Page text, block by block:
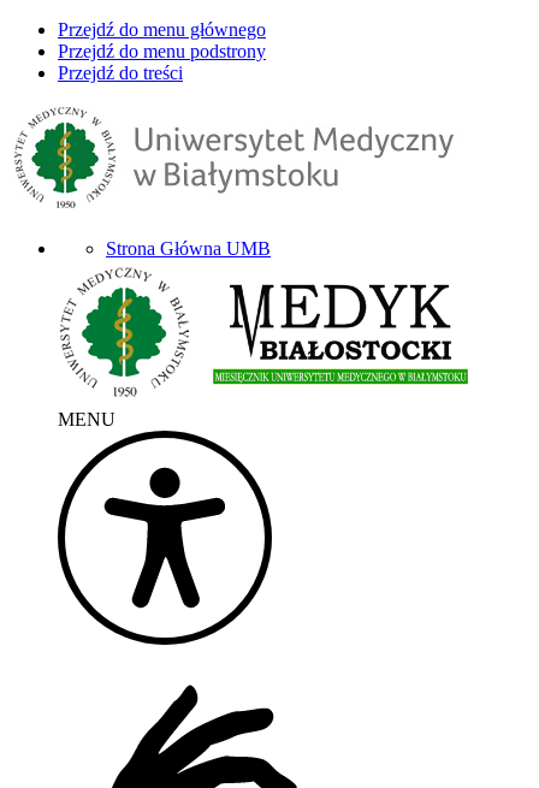
Przejdź do menu głównego
Przejdź do menu podstrony
Przejdź do treści
Strona Główna UMB
MENU